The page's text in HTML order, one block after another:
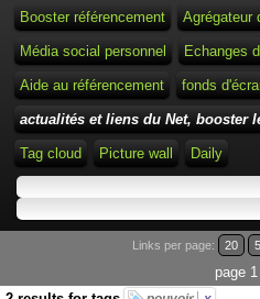
Booster référencement Agrégateur
Média social personnel Echanges
Aide au référencement fonds
actualités et liens du Net, booster
Tag cloud Picture wall Daily
Links per page: 20
page